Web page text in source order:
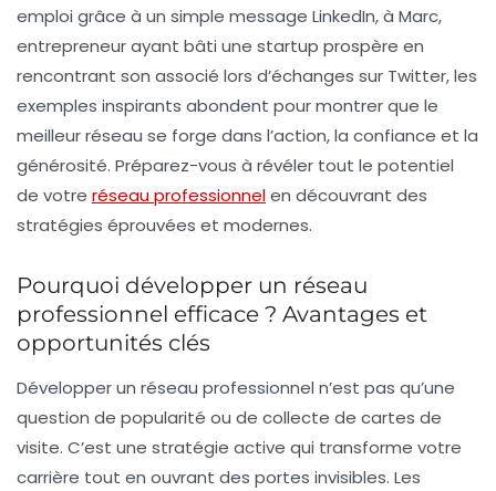
emploi grâce à un simple message LinkedIn, à Marc,
entrepreneur ayant bâti une startup prospère en
rencontrant son associé lors d’échanges sur Twitter, les
exemples inspirants abondent pour montrer que le
meilleur réseau se forge dans l’action, la confiance et la
générosité. Préparez-vous à révéler tout le potentiel
de votre réseau professionnelen découvrant des
stratégies éprouvées et modernes.
Pourquoi développer un réseau
professionnel efficace ? Avantages et
opportunités clés
Développer un réseau professionnel n’est pas qu’une
question de popularité ou de collecte de cartes de
visite. C’est une stratégie active qui transforme votre
carrière tout en ouvrant des portes invisibles. Les